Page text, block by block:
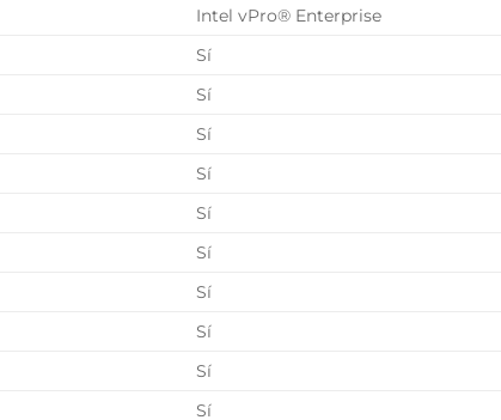
Intel vPro® Enterprise
Sí
Sí
Sí
Sí
Sí
Sí
Sí
Sí
Sí
Sí